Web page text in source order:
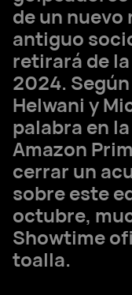
de un
antiguo
retirará de
2024.
Helwani y
palabra en
Amazon
cerrar un
sobre este
octubre,
Showtime
toalla.